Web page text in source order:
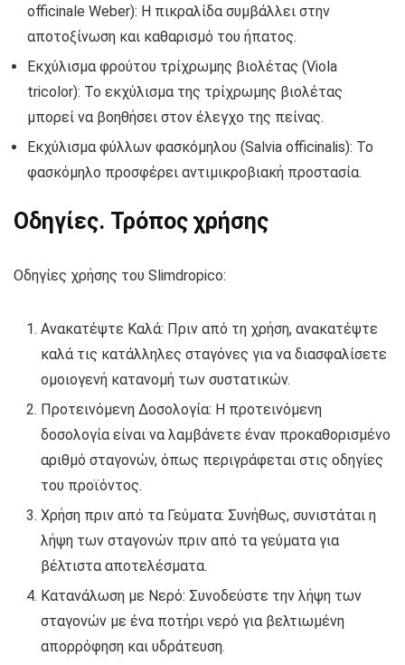
officinale Weber): Η πικραλίδα συμβάλλει στην
αποτοξίνωση και καθαρισμό του ήπατος.
Εκχύλισμα φρούτου τρίχρωμης βιολέτας (Viola
tricolor): Το εκχύλισμα της τρίχρωμης βιολέτας
μπορεί να βοηθήσει στον έλεγχο της πείνας.
Εκχύλισμα φύλλων φασκόμηλου (Salvia officinalis): Το
φασκόμηλο προσφέρει αντιμικροβιακή προστασία.
Οδηγίες. Τρόπος χρήσης
Οδηγίες χρήσης του Slimdropico:
Ανακατέψτε Καλά: Πριν από τη χρήση, ανακατέψτε
καλά τις κατάλληλες σταγόνες για να διασφαλίσετε
ομοιογενή κατανομή των συστατικών.
Προτεινόμενη Δοσολογία: Η προτεινόμενη
δοσολογία είναι να λαμβάνετε έναν προκαθορισμένο
αριθμό σταγονών, όπως περιγράφεται στις οδηγίες
του προϊόντος.
Χρήση πριν από τα Γεύματα: Συνήθως, συνιστάται η
λήψη των σταγονών πριν από τα γεύματα για
βέλτιστα αποτελέσματα.
Κατανάλωση με Νερό: Συνοδεύστε την λήψη των
σταγονών με ένα ποτήρι νερό για βελτιωμένη
απορρόφηση και υδράτευση.